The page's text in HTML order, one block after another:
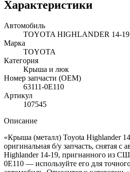
Характеристики
Автомобиль
TOYOTA HIGHLANDER 14-19
Марка
TOYOTA
Категория
Крыша и люк
Номер запчасти (OEM)
63111-0E110
Артикул
107545
Описание
«Крыша (металл) Toyota Highlander
оригинальная б/у запчасть, снятая с
Highlander 14-19, пригнанного из
0E110 — используйте его для